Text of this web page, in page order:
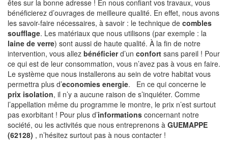
êtes sur la bonne adresse ! En nous confiant vos travaux, vous
bénéficierez d’ouvrages de meilleure qualité. En effet, nous avons
les savoir-faire nécessaires, à savoir : le technique de combles
soufflage. Les matériaux que nous utilisons (par exemple : la
laine de verre) sont aussi de haute qualité. À la fin de notre
intervention, vous allez bénéficierd’un confort sans pareil ! Pour
ce qui est de leur consommation, vous n’avez pas à vous en faire.
Le système que nous installerons au sein de votre habitat vous
permettra plus d’economies energie. En ce qui concerne le
prix isolation, il n’y a aucune raison de s’inquiéter. Comme
l’appellation même du programme le montre, le prix n’est surtout
pas exorbitant ! Pour plus d’informations concernant notre
société, ou les activités que nous entreprenons à GUEMAPPE
(62128) , n’hésitez surtout pas à nous contacter !